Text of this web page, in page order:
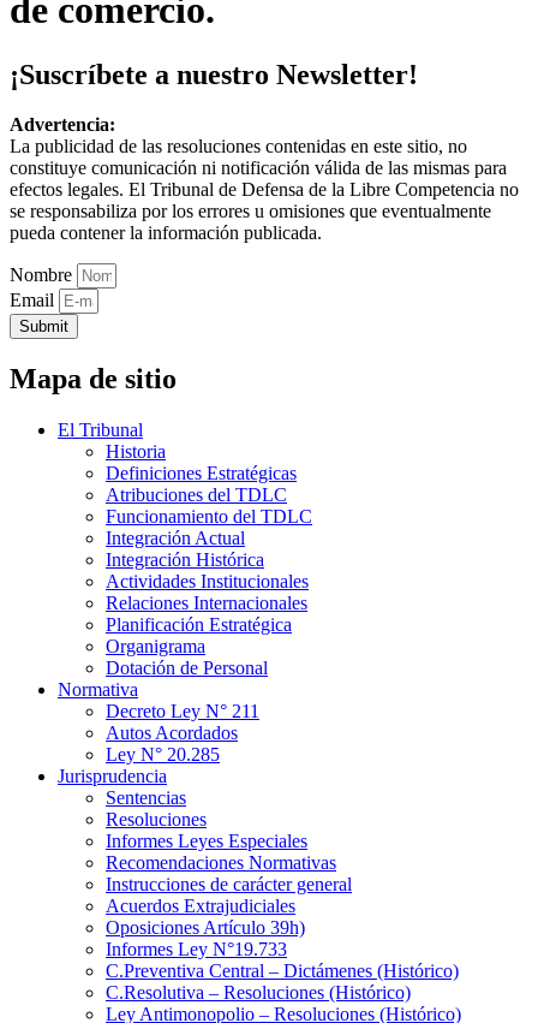
de comercio.
¡Suscríbete a nuestro Newsletter!
Advertencia:
La publicidad de las resoluciones contenidas en este sitio, no
constituye comunicación ni notificación válida de las mismas para
efectos legales. El Tribunal de Defensa de la Libre Competencia no
se responsabiliza por los errores u omisiones que eventualmente
pueda contener la información publicada.
Nombre
Email
Submit
Mapa de sitio
El Tribunal
Historia
Definiciones Estratégicas
Atribuciones del TDLC
Funcionamiento del TDLC
Integración Actual
Integración Histórica
Actividades Institucionales
Relaciones Internacionales
Planificación Estratégica
Organigrama
Dotación de Personal
Normativa
Decreto Ley N° 211
Autos Acordados
Ley N° 20.285
Jurisprudencia
Sentencias
Resoluciones
Informes Leyes Especiales
Recomendaciones Normativas
Instrucciones de carácter general
Acuerdos Extrajudiciales
Oposiciones Artículo 39h)
Informes Ley N°19.733
C.Preventiva Central – Dictámenes (Histórico)
C.Resolutiva – Resoluciones (Histórico)
Ley Antimonopolio – Resoluciones (Histórico)